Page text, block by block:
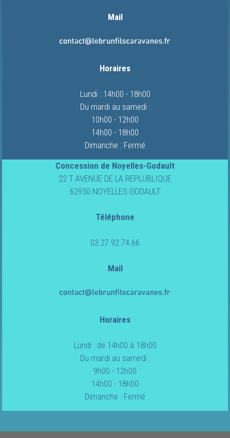
Mail
Horaires
Lundi : 14h00 - 18h00
Du mardi au samedi :
10h00 - 12h00
14h00 - 18h00
Dimanche : Fermé
Concession de Noyelles-Godault
22 T AVENUE DE LA REPLUBLIQUE
62950 NOYELLES GODAULT
Téléphone
03.27.92.74.66
Mail
Horaires
Lundi : de 14h00 à 18h00
Du mardi au samedi :
9h00 - 12h00
14h00 - 18h00
Dimanche : Fermé